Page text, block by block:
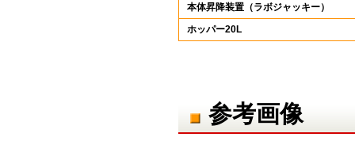
本体昇降装置（ラボジャッキー）
ホッパー20L
参考画像